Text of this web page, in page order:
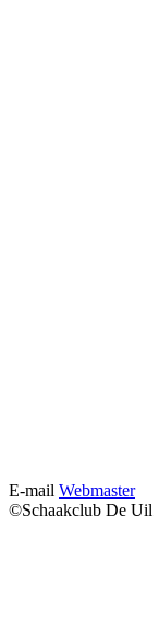
E-mail Webmaster
©Schaakclub De Uil